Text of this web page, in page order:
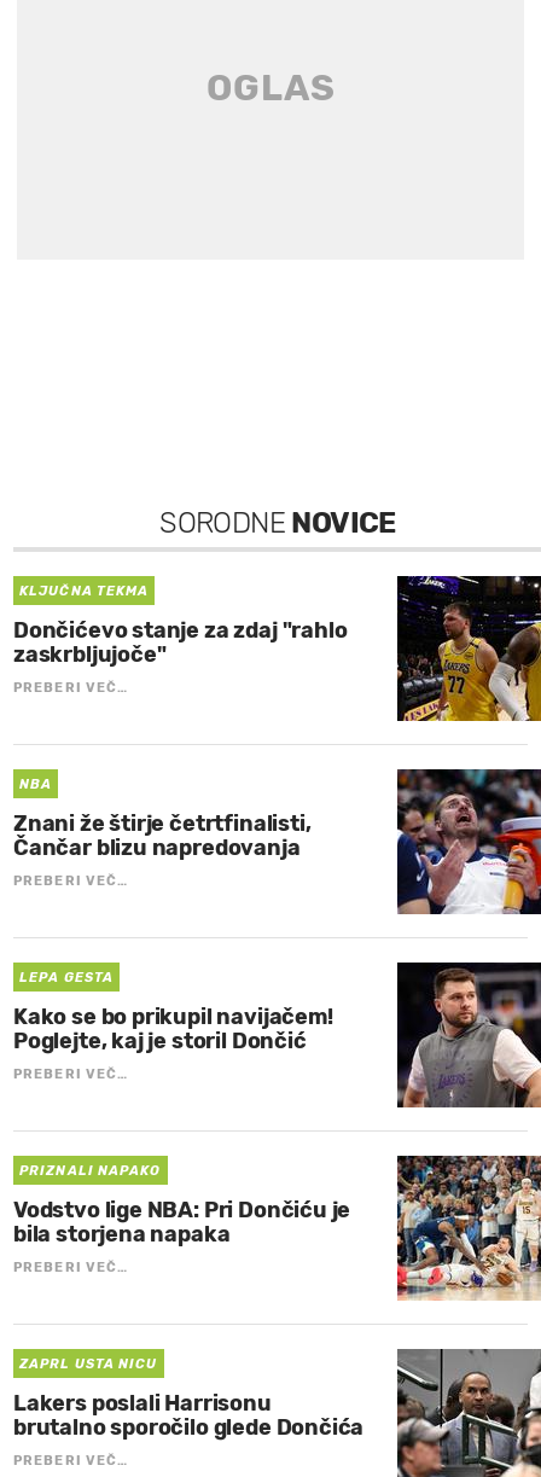
SORODNE NOVICE
KLJUČNA TEKMA
Dončićevo stanje za zdaj "rahlo
zaskrbljujoče"
PREBERI VEČ…
NBA
Znani že štirje četrtfinalisti,
Čančar blizu napredovanja
PREBERI VEČ…
LEPA GESTA
Kako se bo prikupil navijačem!
Poglejte, kaj je storil Dončić
PREBERI VEČ…
PRIZNALI NAPAKO
Vodstvo lige NBA: Pri Dončiću je
bila storjena napaka
PREBERI VEČ…
ZAPRL USTA NICU
Lakers poslali Harrisonu
brutalno sporočilo glede Dončića
PREBERI VEČ…